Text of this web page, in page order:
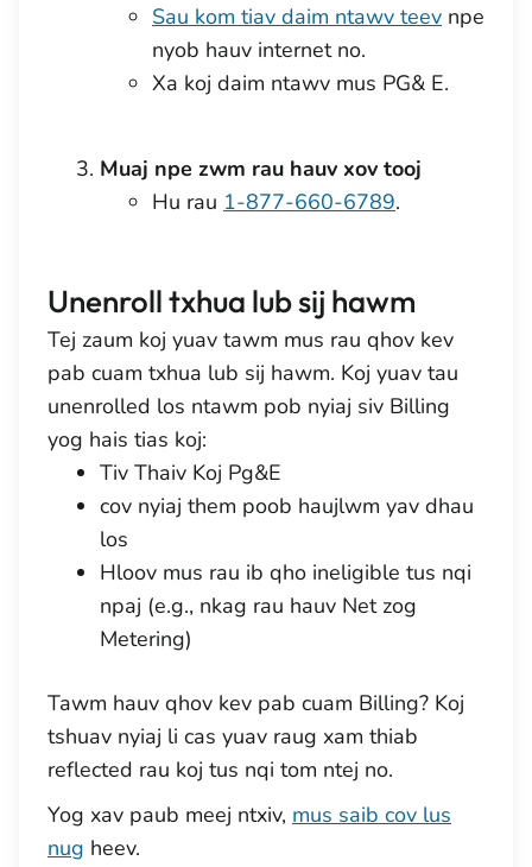
Sau kom tiav daim ntawv teev npe
nyob hauv internet no.
Xa koj daim ntawv mus PG& E.
Muaj npe zwm rau hauv xov tooj
Hu rau 1-877-660-6789.
Unenroll txhua lub sij hawm
Tej zaum koj yuav tawm mus rau qhov kev
pab cuam txhua lub sij hawm. Koj yuav tau
unenrolled los ntawm pob nyiaj siv Billing
yog hais tias koj:
Tiv Thaiv Koj Pg&E
cov nyiaj them poob haujlwm yav dhau
los
Hloov mus rau ib qho ineligible tus nqi
npaj (e.g., nkag rau hauv Net zog
Metering)
Tawm hauv qhov kev pab cuam Billing? Koj
tshuav nyiaj li cas yuav raug xam thiab
reflected rau koj tus nqi tom ntej no.
Yog xav paub meej ntxiv, mus saib cov lus
nug heev.